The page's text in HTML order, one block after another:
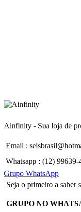
Ainfinity - Sua loja de
Email :
Whatsapp : (12) 99639-
Grupo WhatsApp
Seja o primeiro a saber
GRUPO NO